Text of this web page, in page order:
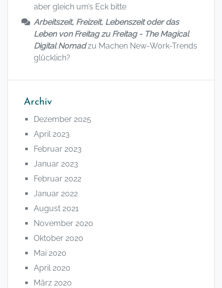
aber gleich um’s Eck bitte
Arbeitszeit, Freizeit, Lebenszeit oder das
Leben von Freitag zu Freitag - The Magical
Digital Nomadzu Machen New-Work-Trends
glücklich?
Archiv
Dezember 2025
April 2023
Februar 2023
Januar 2023
Februar 2022
Januar 2022
August 2021
November 2020
Oktober 2020
Mai 2020
April 2020
März 2020